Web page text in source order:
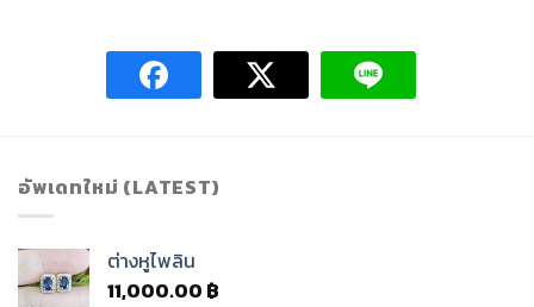
อัพเดทใหม่ (LATEST)
ต่างหูไพลิน
11,000.00 ฿